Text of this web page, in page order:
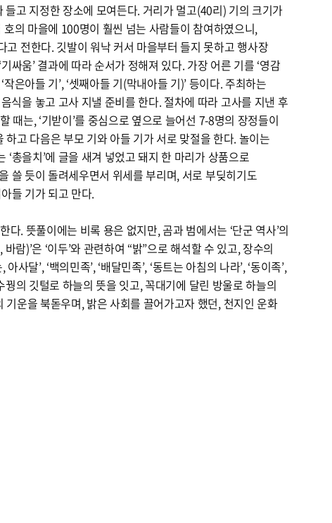
고 지정한 장소에 모여든다. 거리가 멀고(40리) 기의 크기가
의 마을에 100명이 훨씬 넘는 사람들이 참여하였으니,
전한다. 깃발이 워낙 커서 마을부터 들지 못하고 행사장
싸움’ 결과에 따라 순서가 정해져 있다. 가장 어른 기를 ‘영감
은아들 기’, ‘셋째아들 기(막내아들 기)’ 등이다. 주최하는
식을 놓고 고사 지낼 준비를 한다. 절차에 따라 고사를 지낸 후
는, ‘기받이’를 중심으로 옆으로 늘어선 7-8명의 장정들이
하고 다음은 부모 기와 아들 기가 서로 맞절을 한다. 놀이는
총을치’에 글을 새겨 넣었고 돼지 한 마리가 상품으로
쓸 듯이 돌려세우면서 위세를 부리며, 서로 부딪히기도
들 기가 되고 만다.
. 뜻풀이에는 비록 용은 없지만, 곰과 범에서는 ‘단군 역사’의
람)’은 ‘이두’와 관련하여 “밝”으로 해석할 수 있고, 장수의
사달’, ‘백의민족’, ‘배달민족’, ‘동트는 아침의 나라’, ‘동이족’,
꿩의 깃털로 하늘의 뜻을 잇고, 꼭대기에 달린 방울로 하늘의
운을 북돋우며, 밝은 사회를 끌어가고자 했던, 천지인 운화